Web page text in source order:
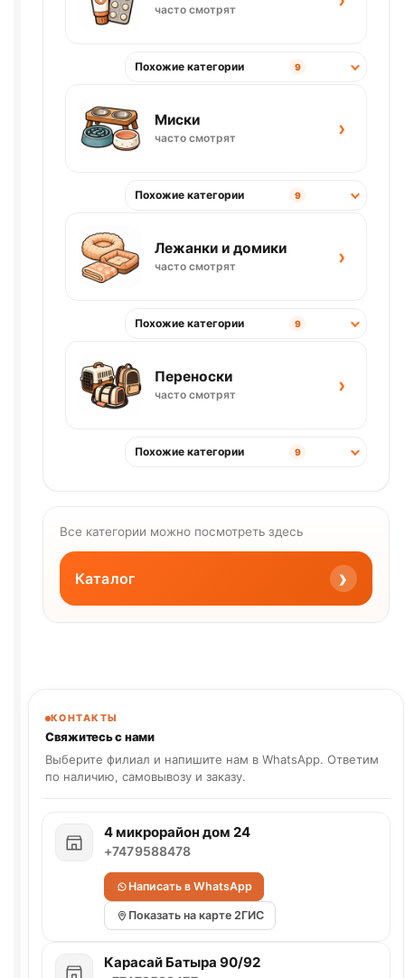
часто смотрят
Похожие категории 9
Миски
часто смотрят ›
Похожие категории 9
Лежанки и домики
часто смотрят ›
Похожие категории 9
Переноски
часто смотрят ›
Похожие категории 9
Все категории можно посмотреть здесь
Каталог ›
КОНТАКТЫ
Свяжитесь с нами
Выберите филиал и напишите нам в WhatsApp. Ответим
по наличию, самовывозу и заказу.
4 микрорайон дом 24
+7479588478
Написать в WhatsApp
Показать на карте 2ГИС
Карасай Батыра 90/92